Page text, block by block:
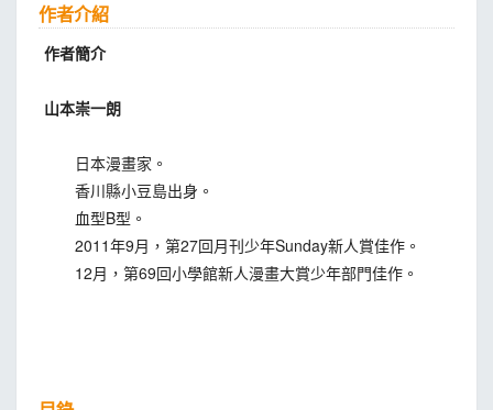
作者介紹
作者簡介
山本崇一朗
日本漫畫家。
香川縣小豆島出身。
血型B型。
2011年9月，第27回月刊少年Sunday新人賞佳作。
12月，第69回小學館新人漫畫大賞少年部門佳作。